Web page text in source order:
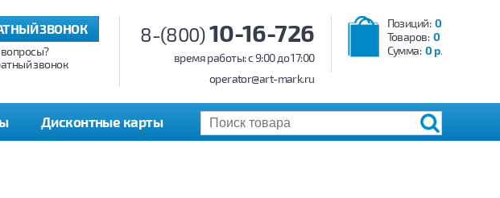
Позиций: 0
Товаров: 0
Сумма: 0 р.
8-(800)10-16-726
время работы: c 9:00 до 17:00
operator@art-mark.ru
ЗВОНОК
звонок
Дисконтные карты